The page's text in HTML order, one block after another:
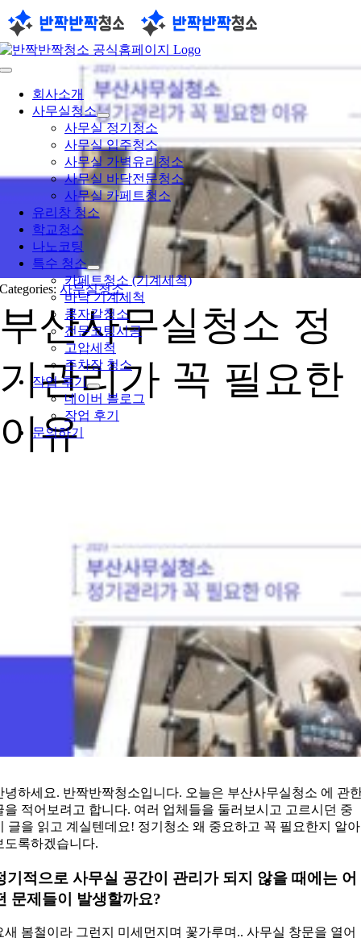
콘
텐
츠
Toggle
Navigation회사소개
사무실청소
사무실 정기청소
사무실 입주청소
사무실 가벽유리청소
사무실 바닥전문청소
사무실 카페트청소
유리창 청소
학교청소
나노코팅
특수 청소
카페트청소 (기계세척)
바닥 기계세척
콩자갈청소
전문코팅시공
고압세척
주차장 청소
작업 후기
네이버 블로그
작업 후기
문의하기
Categories:사무실청소
부산사무실청소 정
기관리가 꼭 필요한
이유
녕하세요. 반짝반짝청소입니다. 오늘은 부산사무실청소 에 관
을 적어보려고 합니다. 여러 업체들을 둘러보시고 고르시던 중
글을 읽고 계실텐데요! 정기청소 왜 중요하고 꼭 필요한지 알아
도록하겠습니다.
기적으로 사무실 공간이 관리가 되지 않을 때에는 어
문제들이 발생할까요?
새 봄철이라 그런지 미세먼지며 꽃가루며.. 사무실 창문을 열어